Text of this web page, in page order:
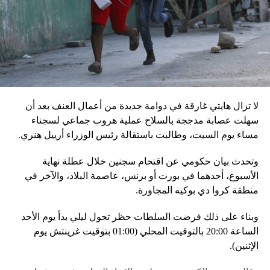
إقليميّاً، أعلن الجيش البيلاروسي أنّه بدأ مناورة للتحقّق من درجة
استعداد قاذفات الأسلحة النووية التكتيكية، في حين أوضح أمين
مجلس الأمن البيلاروسي ألكسندر فولفوفيتش أنّ هذه المناورة
مرتبطة بإعلان موسكو عن مناورات نووية وستكون «متزامنة»
مع التدريبات الروسية، لافتاً إلى أنّ مناورة مينسك ستشمل على
في السياق، أشار رئيس أركان القوات المسلّحة البيلاروسية
الجنرال فيكتور غوليفيتش إلى أنّه «في إطار هذا الحدث، تمّت
احتياطي»، لافتاً إلى أنّه «فور إنجاز عملية الانتشار هذه،
سنستعرض المسائل المتعلّقة بالاستعدادات لاستخدام الأسلحة
النووية غير الاستراتيجية».
وفي أوكرانيا، فكّكت أجهزة الأمن شبكة من العملاء التابعين
لجهاز الأمن الفدرالي الروسي «كانوا يعدّون لاغتيال الرئيس
الأوكراني» فولوديمير زيلينسكي ومسؤولين كبار آخرين، مثل
لا تزال هايتي غارقة في دوامة جديدة من أعمال العنف بعد أن
سهلت عصابة مدججة بالسلاح عملية هروب جماعي لسجناء
مساء يوم السبت، وطالبت باستقالة رئيس الوزراء أرييل هنري.
وتحدث بيان حكومي عن اقتحام سجنين خلال عطلة نهاية
الأسبوع، أحدهما في بورت أو برنس، عاصمة البلاد، والآخر في
منطقة كروا دي بوكيه المجاورة.
وبناء على ذلك فرضت السلطات حظر تجول ليلي بدأ يوم الأحد
الساعة 20:00 بالتوقيت المحلي (01:00 بتوقيت غرينتش يوم
الإثنين).